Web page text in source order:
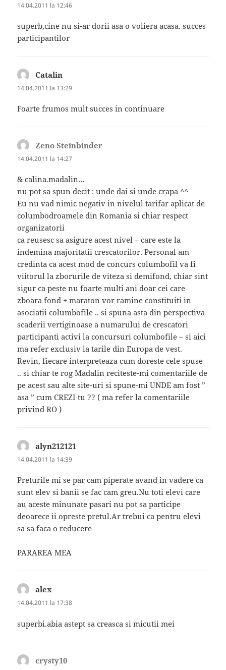
14.04.2011 la 12:46
superb,cine nu si-ar dorii asa o voliera acasa. succes
participantilor
Catalin
14.04.2011 la 13:29
Foarte frumos mult succes in continuare
Zeno Steinbinder
14.04.2011 la 14:27
& calina.madalin…
nu pot sa spun decit : unde dai si unde crapa ^^
Eu nu vad nimic negativ in nivelul tarifar aplicat de
columbodroamele din Romania si chiar respect
organizatorii
ca reusesc sa asigure acest nivel – care este la
indemina majoritatii crescatorilor. Personal am
credinta ca acest mod de concurs columbofil va fi
viitorul la zborurile de viteza si demifond, chiar sint
sigur ca peste nu foarte multi ani doar cei care
zboara fond + maraton vor ramine constituiti in
asociatii columbofile .. si spuna asta din perspectiva
scaderii vertiginoase a numarului de crescatori
participanti activi la concursuri columbofile – si aici
ma refer exclusiv la tarile din Europa de vest.
Revin, fiecare interpreteaza cum doreste cele spuse
.. si chiar te rog Madalin reciteste-mi comentariile de
pe acest sau alte site-uri si spune-mi UNDE am fost ”
asa ” cum CREZI tu ?? ( ma refer la comentariile
privind RO )
alyn212121
14.04.2011 la 14:39
Preturile mi se par cam piperate avand in vadere ca
sunt elev si banii se fac cam greu.Nu toti elevi care
au aceste minunate pasari nu pot sa participe
deoarece ii opreste pretul.Ar trebui ca pentru elevi
sa sa faca o reducere
PARAREA MEA
alex
14.04.2011 la 17:38
superbi.abia astept sa creasca si micutii mei
crysty10